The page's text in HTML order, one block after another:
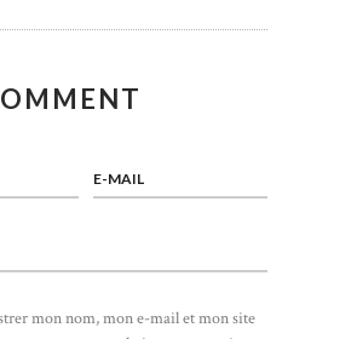
E-MAIL
mon nom, mon e-mail et mon site